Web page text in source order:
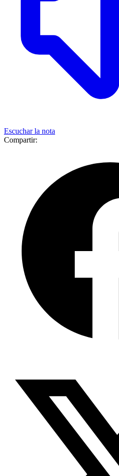
Escuchar la nota
Compartir: